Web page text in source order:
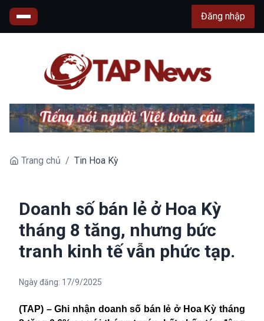
Đăng nhập
Trang chủ / Tin Hoa Kỳ
Doanh số bán lẻ ở Hoa Kỳ
tháng 8 tăng, nhưng bức
tranh kinh tế vẫn phức tạp.
Ngày đăng: 17/9/2025
(TAP) – Ghi nhận doanh số bán lẻ ở Hoa Kỳ tháng